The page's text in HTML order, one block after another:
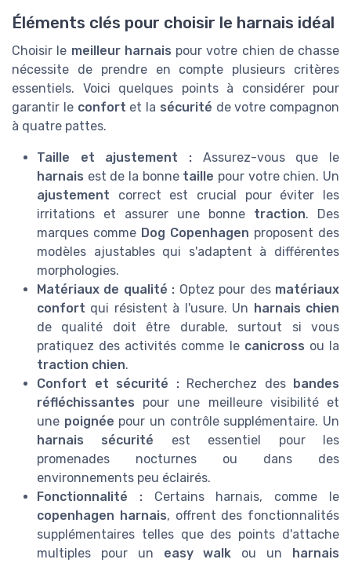
Éléments clés pour choisir le harnais idéal
Choisir le meilleur harnais pour votre chien de chasse
nécessite de prendre en compte plusieurs critères
essentiels. Voici quelques points à considérer pour
garantir le confort et la sécurité de votre compagnon
à quatre pattes.
Taille et ajustement : Assurez-vous que le
harnais est de la bonne taille pour votre chien. Un
ajustement correct est crucial pour éviter les
irritations et assurer une bonne traction. Des
marques comme Dog Copenhagen proposent des
modèles ajustables qui s'adaptent à différentes
morphologies.
Matériaux de qualité : Optez pour des matériaux
confort qui résistent à l'usure. Un harnais chien
de qualité doit être durable, surtout si vous
pratiquez des activités comme le canicross ou la
traction chien.
Confort et sécurité :Recherchez des bandes
réfléchissantes pour une meilleure visibilité et
une poignée pour un contrôle supplémentaire. Un
harnais sécurité est essentiel pour les
promenades nocturnes ou dans des
environnements peu éclairés.
Fonctionnalité :Certains harnais, comme le
copenhagen harnais, offrent des fonctionnalités
supplémentaires telles que des points d'attache
multiples pour un easy walk ou un harnais